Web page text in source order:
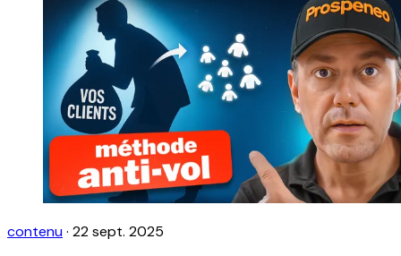
contenu· 22 sept. 2025